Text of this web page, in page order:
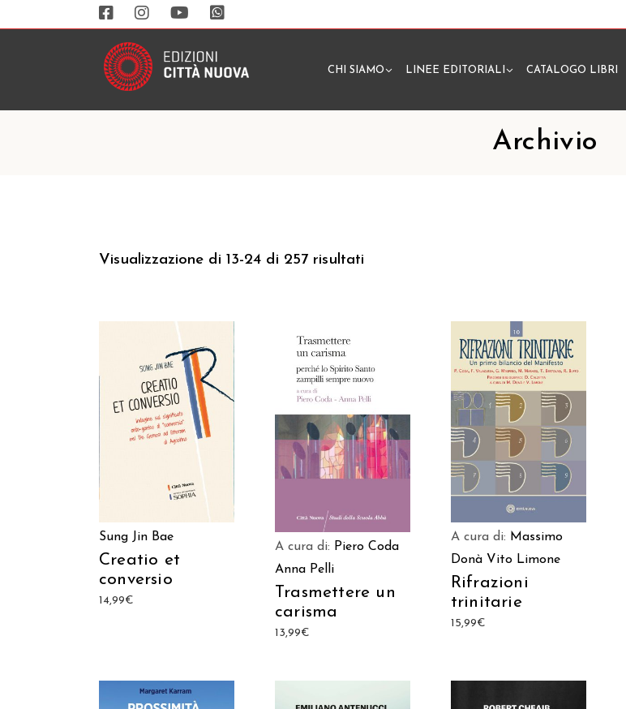
CHI SIAMO LINEE EDITORIALI CATALOGO LIBRI
Archivio
Visualizzazione di 13-24 di 257 risultati
AGGIUNGI AL CARRELLO
Sung Jin Bae
Creatio et
conversio
14,99€
AGGIUNGI AL CARRELLO
A cura di: Piero Coda
Anna Pelli
Trasmettere un
carisma
13,99€
AGGIUNGI AL CARRELLO
A cura di: Massimo
Donà Vito Limone
Rifrazioni
trinitarie
15,99€